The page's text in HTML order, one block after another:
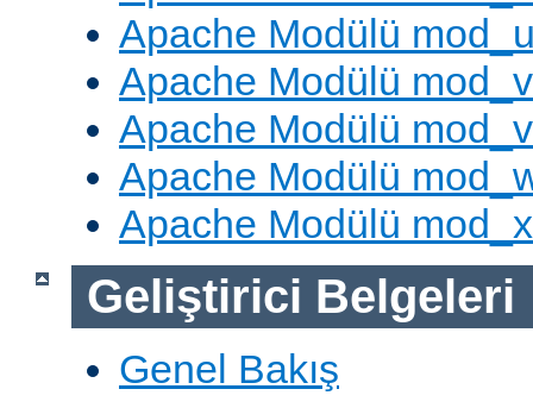
Apache Modülü
Apache Modülü
Apache Modülü
Apache Modülü
Apache Modülü
Geliştirici Belgeleri
Genel Bakış